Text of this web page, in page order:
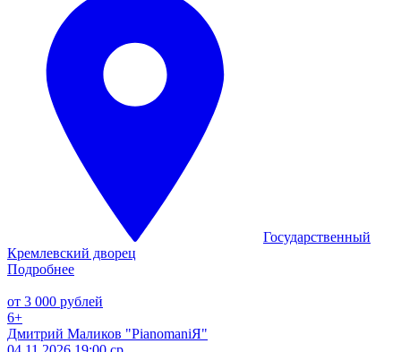
Государственный
Кремлевский дворец
Подробнее
от 3 000 рублей
6+
Дмитрий Маликов "PianomaniЯ"